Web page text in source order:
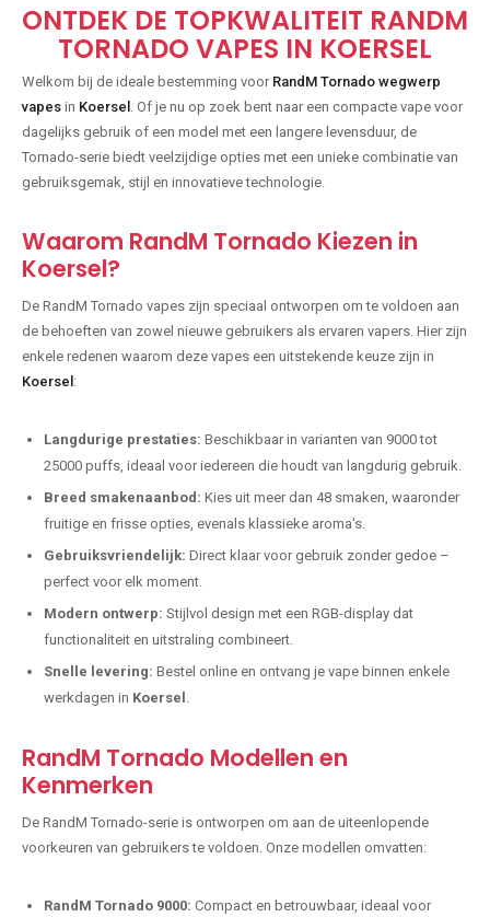
ONTDEK DE TOPKWALITEIT RANDM
TORNADO VAPES IN KOERSEL
Welkom bij de ideale bestemming voor RandM Tornado wegwerp
vapes in Koersel . Of je nu op zoek bent naar een compacte vape voor
dagelijks gebruik of een model met een langere levensduur, de
Tornado-serie biedt veelzijdige opties met een unieke combinatie van
gebruiksgemak, stijl en innovatieve technologie.
Waarom RandM Tornado Kiezen in
Koersel?
De RandM Tornado vapes zijn speciaal ontworpen om te voldoen aan
de behoeften van zowel nieuwe gebruikers als ervaren vapers. Hier zijn
enkele redenen waarom deze vapes een uitstekende keuze zijn in
Koersel:
Langdurige prestaties: Beschikbaar in varianten van 9000 tot
25000 puffs, ideaal voor iedereen die houdt van langdurig gebruik.
Breed smakenaanbod: Kies uit meer dan 48 smaken, waaronder
fruitige en frisse opties, evenals klassieke aroma's.
Gebruiksvriendelijk: Direct klaar voor gebruik zonder gedoe –
perfect voor elk moment.
Modern ontwerp: Stijlvol design met een RGB-display dat
functionaliteit en uitstraling combineert.
Snelle levering: Bestel online en ontvang je vape binnen enkele
werkdagen in Koersel
RandM Tornado Modellen en
Kenmerken
De RandM Tornado-serie is ontworpen om aan de uiteenlopende
voorkeuren van gebruikers te voldoen. Onze modellen omvatten:
RandM Tornado 9000: Compact en betrouwbaar, ideaal voor